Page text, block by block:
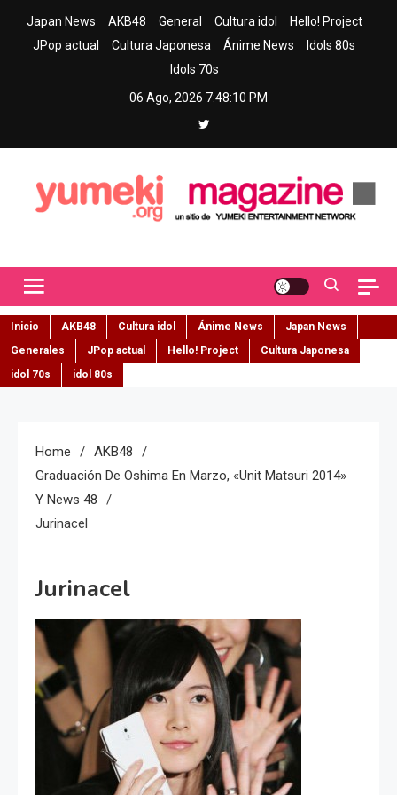
Japan News AKB48 General Cultura idol
Hello! Project
JPop actual
Cultura Japonesa Ánime News
Idols 80s
Idols 70s
06 Ago, 2026 7:48:11 PM
Inicio AKB48 Cultura idol Ánime News
Japan News
Generales
JPop actual Hello! Project
Cultura Japonesa
idol 70s
idol 80s
Home
AKB48
Graduación De Oshima En Marzo, «Unit Matsuri 2014»
Y News 48
Jurinacel
Jurinacel